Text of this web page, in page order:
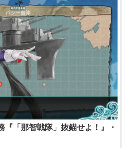
『「那智戦隊」抜錨せよ！』・